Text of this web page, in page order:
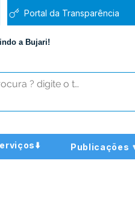
Portal da Transparência
a Bujari!
Publicações